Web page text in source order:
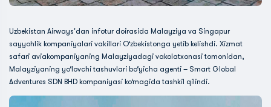
Uzbekistan Airways'dan infotur doirasida Malayziya va Singapur
sayyohlik kompaniyalari vakillari O‘zbekistonga yetib kelishdi. Xizmat
safari aviakompaniyaning Malayziyadagi vakolatxonasi tomonidan,
Malayziyaning yo‘lovchi tashuvlari bo‘yicha agenti – Smart Global
Adventures SDN BHD kompaniyasi ko‘magida tashkil qilindi.